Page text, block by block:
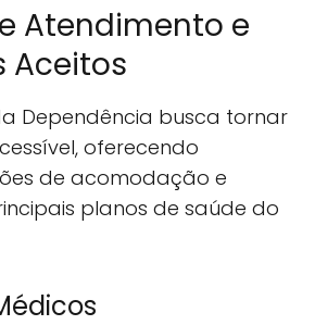
Atendimento e
Aceitos
Dependência busca tornar
oferecendo
de acomodação e
planos de saúde do